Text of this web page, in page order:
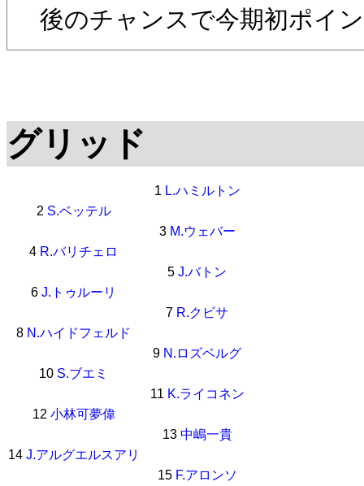
後のチャンスで今期初ポイ
グリッド
1 L.ハミルトン
2 S.ベッテル
3 M.ウェバー
4 R.バリチェロ
5J.バトン
6J.トゥルーリ
7 R.クビサ
8 N.ハイドフェルド
9 N.ロズベルグ
10 S.ブエミ
11 K.ライコネン
12 小林可夢偉
13 中嶋一貴
14 J.アルグエルスアリ
15 F.アロンソ